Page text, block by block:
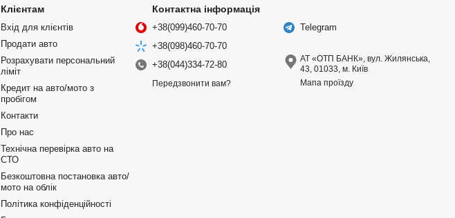
Клієнтам
Вхід для клієнтів
Продати авто
Розрахувати персональний
ліміт
Кредит на авто/мото з
пробігом
Контакти
Про нас
Технічна перевірка авто на
СТО
Безкоштовна постановка авто/
мото на облік
Політика конфіденційності
Контактна інформація
+38(099)460-70-70
+38(098)460-70-70
+38(044)334-72-80
Передзвонити вам?
Telegram
АТ «ОТП БАНК», вул. Жилянська,
43, 01033, м. Київ
Мапа проїзду